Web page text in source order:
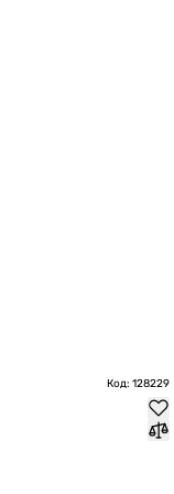
Код: 128229